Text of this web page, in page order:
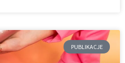
PUBLIKACJE